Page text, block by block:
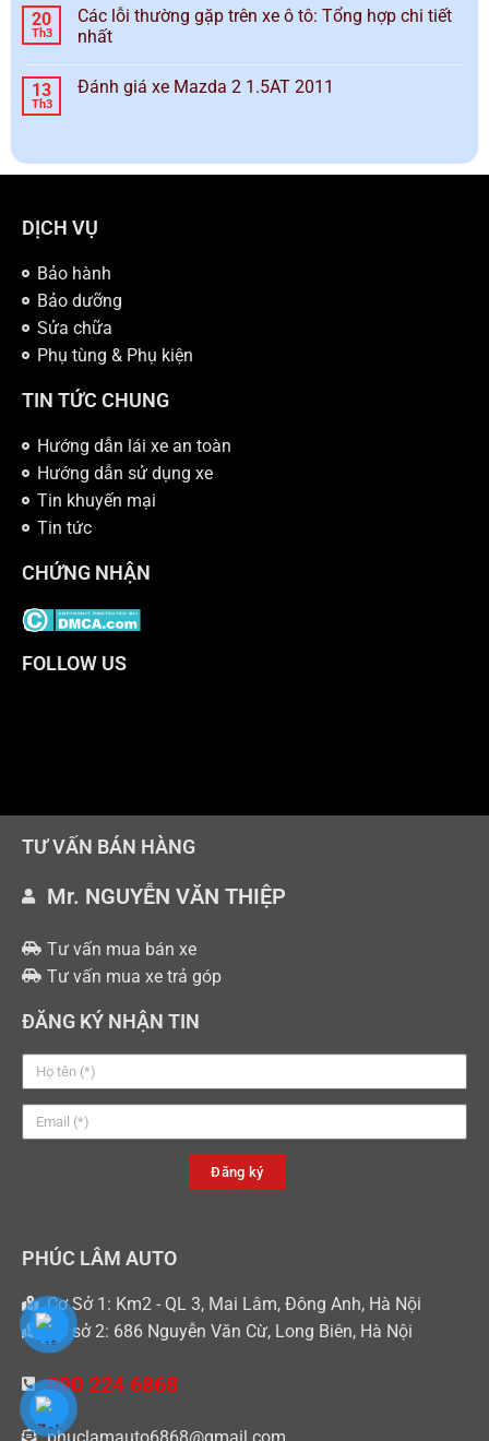
20
Th3
Các lỗi thường gặp trên xe ô tô: Tổng hợp chi tiết
nhất
13
Th3
Đánh giá xe Mazda 2 1.5AT 2011
DỊCH VỤ
Bảo hành
Bảo dưỡng
Sửa chữa
Phụ tùng & Phụ kiện
TIN TỨC CHUNG
Hướng dẫn lái xe an toàn
Hướng dẫn sử dụng xe
Tin khuyến mại
Tin tức
CHỨNG NHẬN
FOLLOW US
TƯ VẤN BÁN HÀNG
Mr. NGUYỄN VĂN THIỆP
Tư vấn mua bán xe
Tư vấn mua xe trả góp
ĐĂNG KÝ NHẬN TIN
Đăng ký
PHÚC LÂM AUTO
Cơ Sở 1: Km2 - QL 3, Mai Lâm, Đông Anh, Hà Nội
Cơ sở 2: 686 Nguyễn Văn Cừ, Long Biên, Hà Nội
090 224 6868
phuclamauto6868@gmail.com